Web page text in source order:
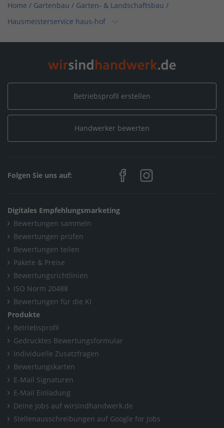
Home / Gartenbau / Garten- & Landschaftsbau /
Hausmeisterservice haus-hof
Home / Bayern / Bad Königshofen /
Hausmeisterservice haus-hof
Betriebsprofil erstellen
Handwerker bewerten
Folgen Sie uns auf:
Digitales Empfehlungsmarketing
Bewertungen sammeln
Bewertungen prüfen
Bewertungen teilen
Pakete & Preise
Bewertungsrichtlinien
ISO Norm 20488
Bewertungen für die KI
Produkte
Betriebsprofil
Gedrucktes Bewertungsformular
Individuelle Zusatzfragen
Bewertungskarten
E-Mail Signaturen
E-Mail Einladung
Deine Jobs auf wirsindhandwerk.de
Stellenausschreibungen auf Google for Jobs